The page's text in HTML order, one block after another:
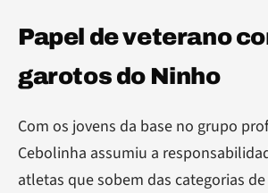
Papel de veterano
garotos do Ninho
Com os jovens da base no grupo
Cebolinha assumiu a
atletas que sobem das categorias